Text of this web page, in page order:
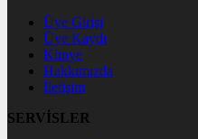
Üye Girişi
Üye Kaydı
Künye
Hakkımızda
İletişim
SERVİSLER